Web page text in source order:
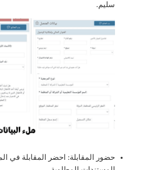
سليم.
حضور المقابلة: احضر المقابلة في